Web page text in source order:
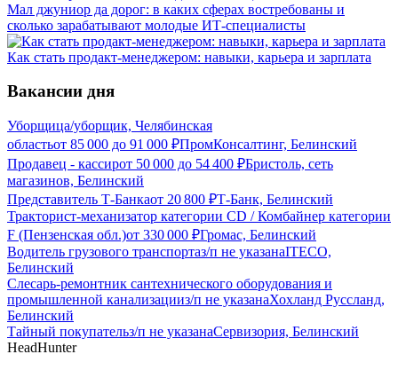
Мал джуниор да дорог: в каких сферах востребованы и
сколько зарабатывают молодые ИТ-специалисты
Как стать продакт-менеджером: навыки, карьера и зарплата
Вакансии дня
Уборщица/уборщик, Челябинская
областьот 85 000 до 91 000 ₽ПромКонсалтинг, Белинский
Продавец - кассирот 50 000 до 54 400 ₽Бристоль, сеть
магазинов, Белинский
Представитель Т-Банкаот 20 800 ₽Т-Банк, Белинский
Тракторист-механизатор категории CD / Комбайнер категории
F (Пензенская обл.)от 330 000 ₽Громас, Белинский
Водитель грузового транспортаз/п не указанаITECO,
Белинский
Слесарь-ремонтник сантехнического оборудования и
промышленной канализацииз/п не указанаХохланд Руссланд,
Белинский
Тайный покупательз/п не указанаСервизория, Белинский
HeadHunter